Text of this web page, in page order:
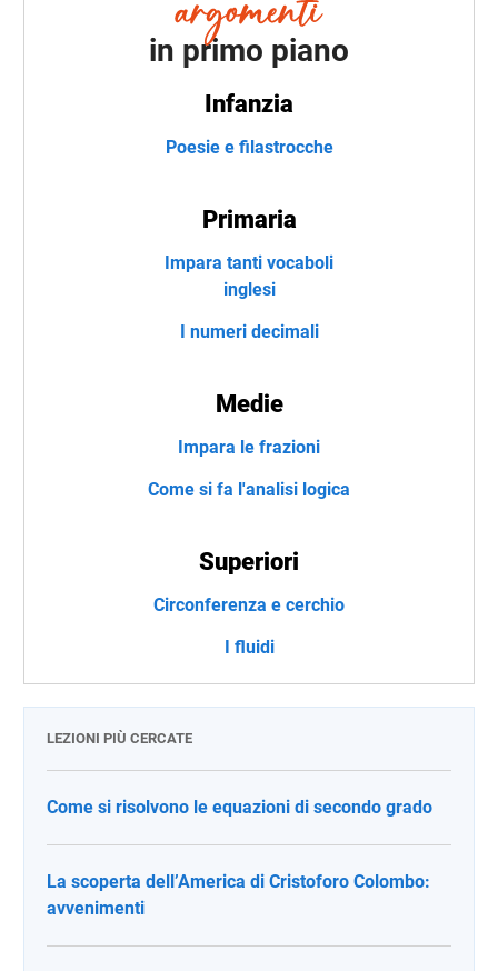
in primo piano
Infanzia
Poesie e filastrocche
Primaria
Impara tanti vocaboli
inglesi
I numeri decimali
Medie
Impara le frazioni
Come si fa l'analisi logica
Superiori
Circonferenza e cerchio
I fluidi
LEZIONI PIÙ CERCATE
Come si risolvono le equazioni di secondo grado
La scoperta dell’America di Cristoforo Colombo:
avvenimenti